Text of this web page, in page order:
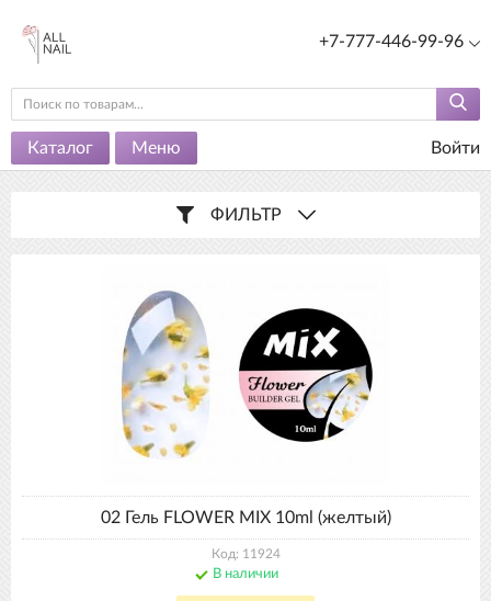
+7-777-446-99-96
Каталог Меню Войти
ФИЛЬТР
02 Гель FLOWER MIX 10ml (желтый)
Код: 11924
В наличии